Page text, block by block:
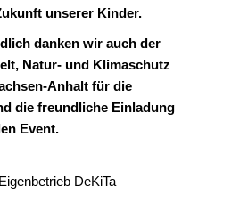
unserer Kinder.
danken wir auch der
Natur- und Klimaschutz
Anhalt für die
die freundliche Einladung
Event.
DeKiTa